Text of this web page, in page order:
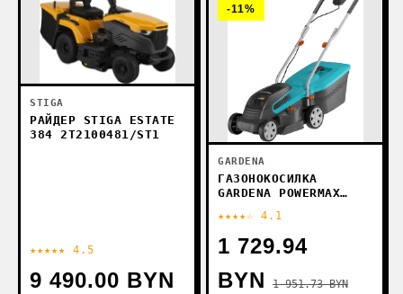
STIGA
РАЙДЕР STIGA ESTATE
384 2T2100481/ST1
★★★★★ 4.5
9 490.00 BYN
-11%
GARDENA
ГАЗОНОКОСИЛКА
GARDENA POWERMAX
(БЕЗ АКБ)
★★★★☆ 4.1
1 729.94
BYN
1 951.73 BYN